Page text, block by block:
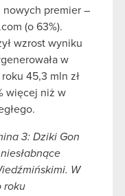
nowych premier –
(o 63%).
wzrost wyniku
w
45,3 mln zł
więcej niż w
3: Dziki Gon
W
roku